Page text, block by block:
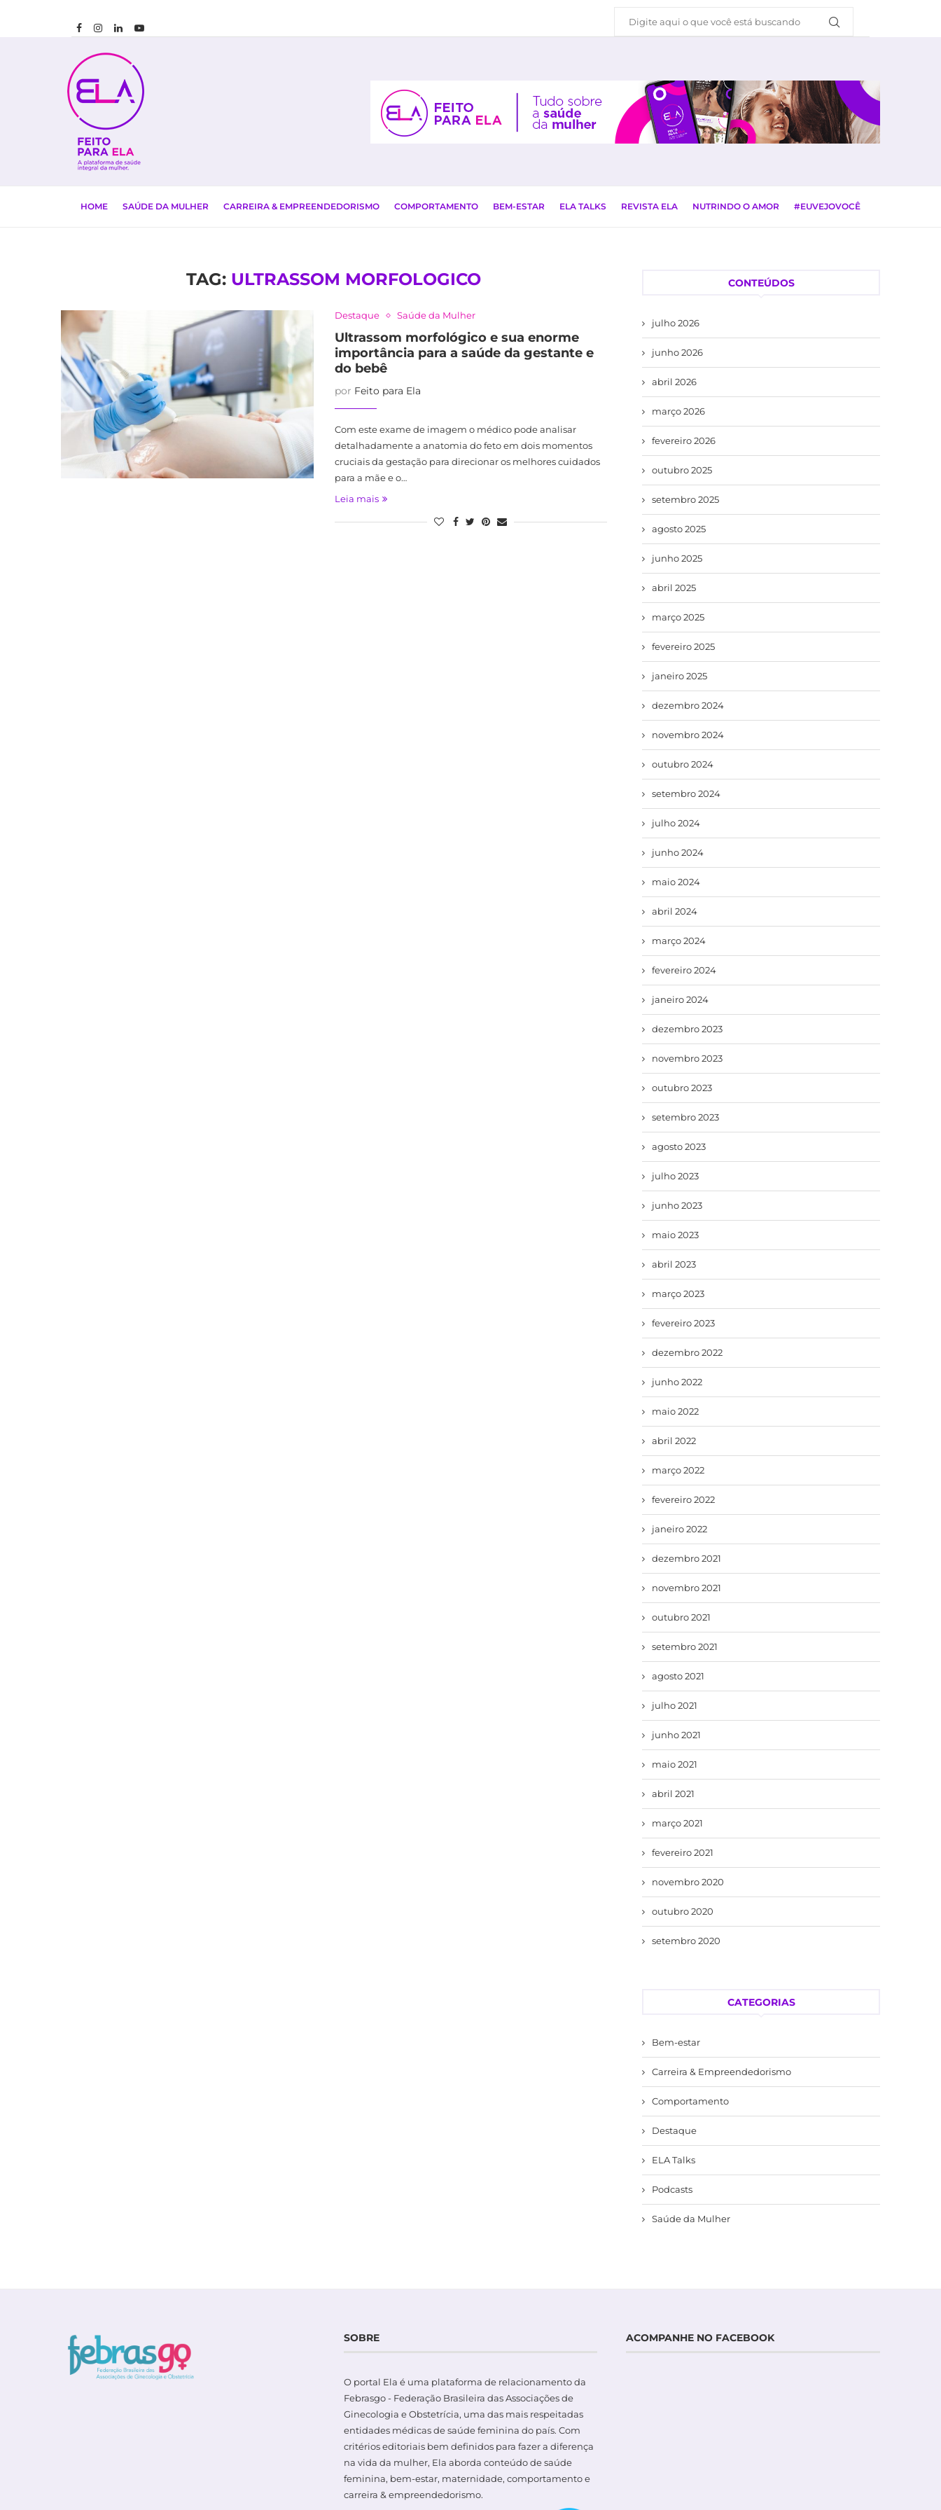
HOME SAÚDE DA MULHER CARREIRA & EMPREENDEDORISMO COMPORTAMENTO BEM-ESTAR ELA TALKS REVISTA ELA NUTRINDO O AMOR #EUVEJOVOCÊ
TAG: ULTRASSOM MORFOLOGICO
Destaque Saúde da Mulher
Ultrassom morfológico e sua enorme
importância para a saúde da gestante e
do bebê
por Feito para Ela
Com este exame de imagem o médico pode analisar
detalhadamente a anatomia do feto em dois momentos
cruciais da gestação para direcionar os melhores cuidados
para a mãe e o…
Leia mais
CONTEÚDOS
julho 2026
junho 2026
abril 2026
março 2026
fevereiro 2026
outubro 2025
setembro 2025
agosto 2025
junho 2025
abril 2025
março 2025
fevereiro 2025
janeiro 2025
dezembro 2024
novembro 2024
outubro 2024
setembro 2024
julho 2024
junho 2024
maio 2024
abril 2024
março 2024
fevereiro 2024
janeiro 2024
dezembro 2023
novembro 2023
outubro 2023
setembro 2023
agosto 2023
julho 2023
junho 2023
maio 2023
abril 2023
março 2023
fevereiro 2023
dezembro 2022
junho 2022
maio 2022
abril 2022
março 2022
fevereiro 2022
janeiro 2022
dezembro 2021
novembro 2021
outubro 2021
setembro 2021
agosto 2021
julho 2021
junho 2021
maio 2021
abril 2021
março 2021
fevereiro 2021
novembro 2020
outubro 2020
setembro 2020
CATEGORIAS
Bem-estar
Carreira & Empreendedorismo
Comportamento
Destaque
ELA Talks
Podcasts
Saúde da Mulher
SOBRE
O portal Ela é uma plataforma de relacionamento da
Febrasgo - Federação Brasileira das Associações de
Ginecologia e Obstetrícia, uma das mais respeitadas
entidades médicas de saúde feminina do país. Com
critérios editoriais bem definidos para fazer a diferença
na vida da mulher, Ela aborda conteúdo de saúde
feminina, bem-estar, maternidade, comportamento e
carreira & empreendedorismo.
ACOMPANHE NO FACEBOOK